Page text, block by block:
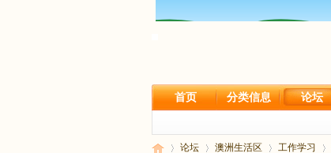
首页 分类信息 论坛
论坛 澳洲生活区 工作学习